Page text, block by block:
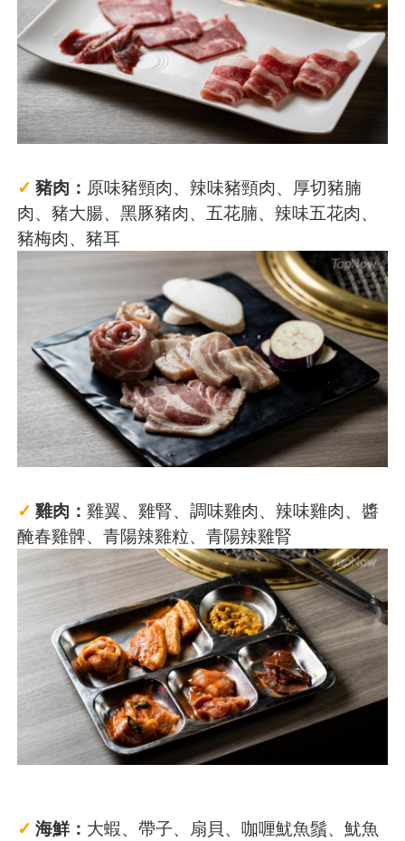
✓ 豬肉： 原味豬頸肉、辣味豬頸肉、厚切豬腩
肉、豬大腸、黑豚豬肉、五花腩、辣味五花肉、
豬梅肉、豬耳
✓ 雞肉：雞翼、雞腎、調味雞肉、辣味雞肉、醬
醃春雞髀、青陽辣雞粒、青陽辣雞腎
✓ 海鮮： 大蝦、帶子、扇貝、咖喱魷魚鬚、魷魚